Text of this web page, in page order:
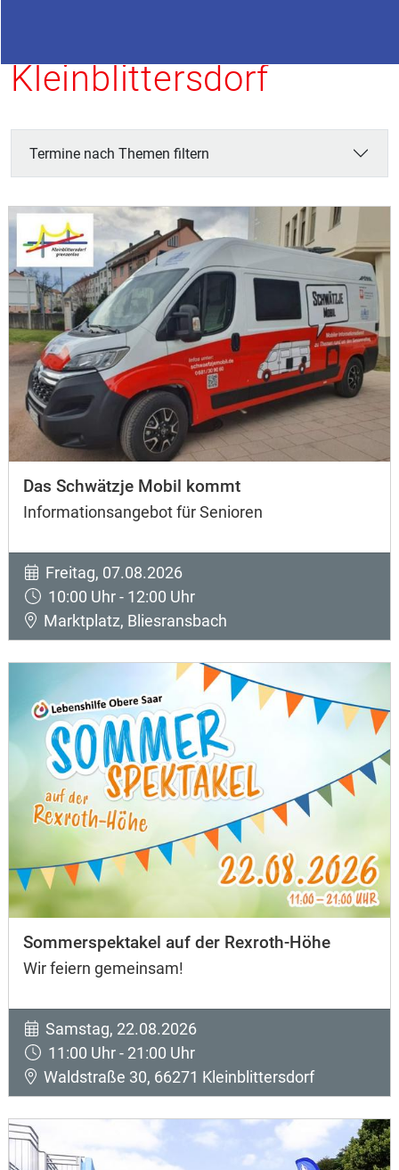
Kleinblittersdorf
Termine nach Themen filtern
Das Schwätzje Mobil kommt
Informationsangebot für Senioren
Freitag, 07.08.2026
10:00 Uhr - 12:00 Uhr
Marktplatz, Bliesransbach
Sommerspektakel auf der Rexroth-Höhe
Wir feiern gemeinsam!
Samstag, 22.08.2026
11:00 Uhr - 21:00 Uhr
Waldstraße 30, 66271 Kleinblittersdorf